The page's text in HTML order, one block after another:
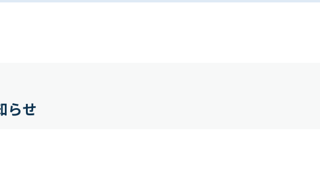
らせ